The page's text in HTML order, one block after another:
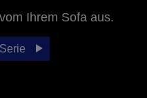
Ihrem Sofa aus.